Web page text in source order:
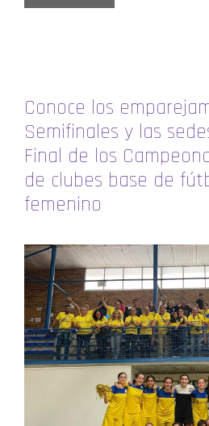
Conoce los
Semifinales y las
Final de los
de clubes base de
femenino